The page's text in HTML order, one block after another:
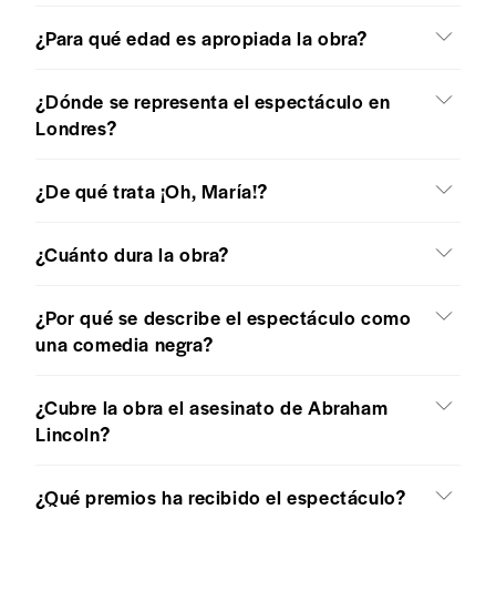
¿Para qué edad es apropiada la obra?
¿Dónde se representa el espectáculo en
Londres?
¿De qué trata ¡Oh, María!?
¿Cuánto dura la obra?
¿Por qué se describe el espectáculo como
una comedia negra?
¿Cubre la obra el asesinato de Abraham
Lincoln?
¿Qué premios ha recibido el espectáculo?